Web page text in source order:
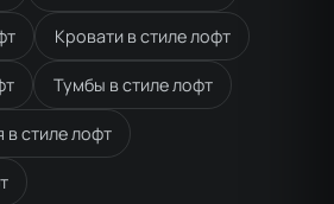
Кровати в стиле лофт
Тумбы в стиле лофт
стиле лофт